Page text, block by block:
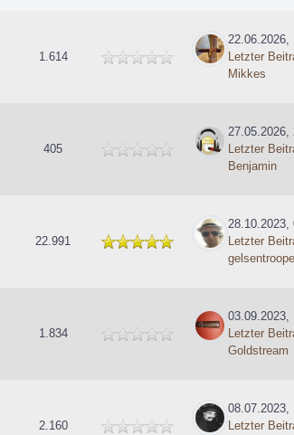
1.614
22.06.2026,
Letzter
Mikkes
405
27.05.2026,
Letzter
Benjamin
22.991
28.10.2023,
Letzter
1.834
03.09.2023,
Letzter
Goldstream
2.160
08.07.2023,
Letzter